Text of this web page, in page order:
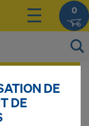
0
vos produits
inscrit(e).
DE
DE